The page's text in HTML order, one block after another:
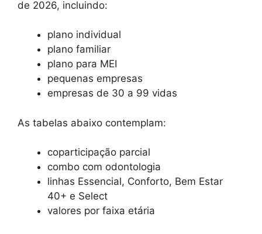
de 2026, incluindo:
plano individual
plano familiar
plano para MEI
pequenas empresas
empresas de 30 a 99 vidas
As tabelas abaixo contemplam:
coparticipação parcial
combo com odontologia
linhas Essencial, Conforto, Bem Estar
40+ e Select
valores por faixa etária